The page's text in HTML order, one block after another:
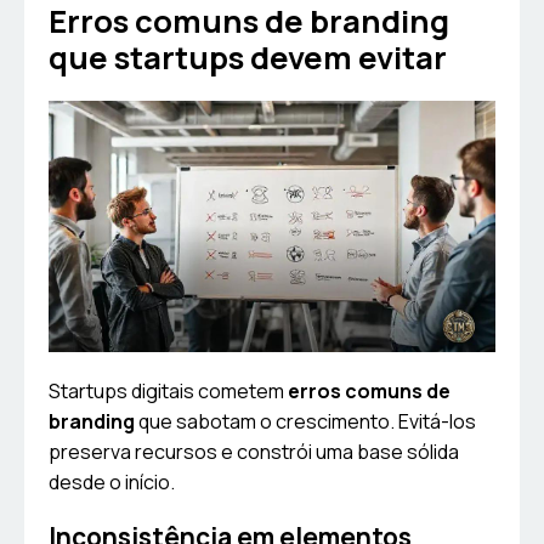
Erros comuns de branding
que startups devem evitar
Startups digitais cometem erros comuns de
brandingque sabotam o crescimento. Evitá-los
preserva recursos e constrói uma base sólida
desde o início.
Inconsistência em elementos